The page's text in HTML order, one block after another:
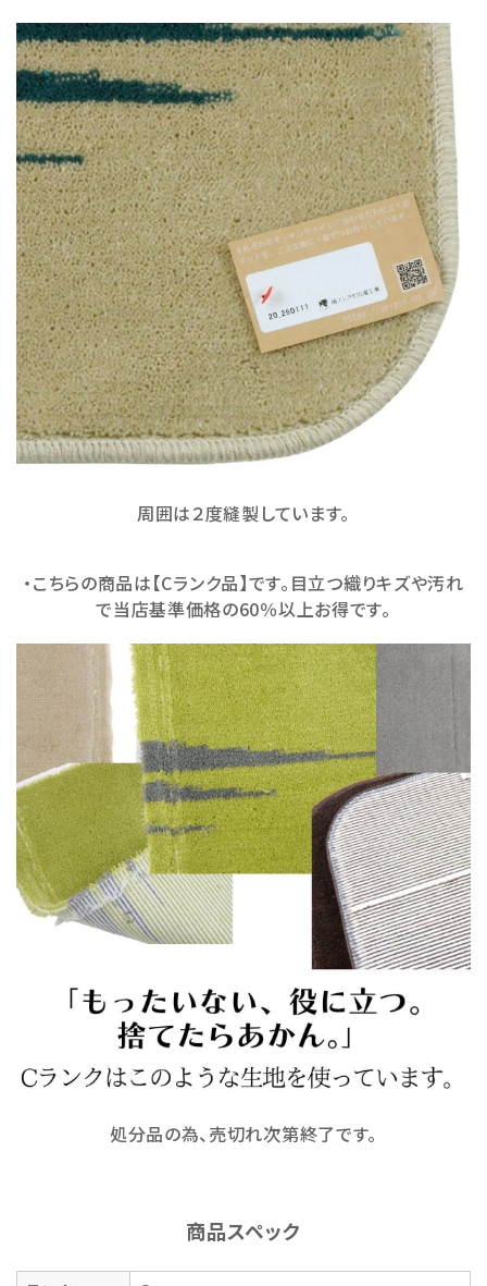
周囲は２度縫製しています。
・こちらの商品は【Cランク品】です。目立つ織りキズや汚れ
で当店基準価格の60％以上お得です。
処分品の為、売切れ次第終了です。
商品スペック